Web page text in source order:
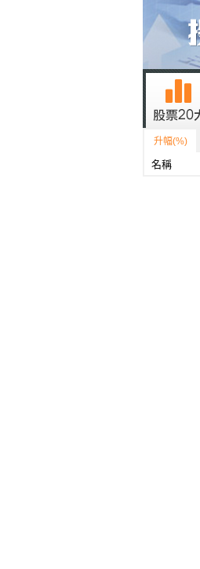
升幅(%)
名稱